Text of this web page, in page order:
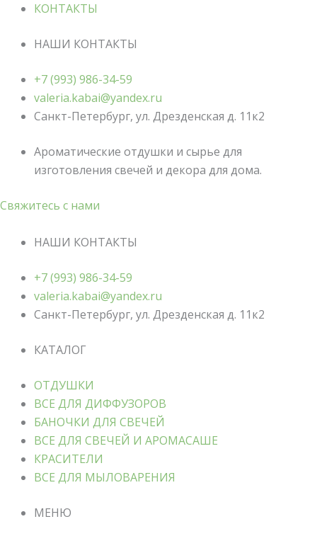
КОНТАКТЫ
НАШИ КОНТАКТЫ
+7 (993) 986-34-59
valeria.kabai@yandex.ru
Санкт-Петербург, ул. Дрезденская д. 11к2
Ароматические отдушки и сырье для
изготовления свечей и декора для дома.
Свяжитесь с нами
НАШИ КОНТАКТЫ
+7 (993) 986-34-59
valeria.kabai@yandex.ru
Санкт-Петербург, ул. Дрезденская д. 11к2
КАТАЛОГ
ОТДУШКИ
ВСЕ ДЛЯ ДИФФУЗОРОВ
БАНОЧКИ ДЛЯ СВЕЧЕЙ
ВСЕ ДЛЯ СВЕЧЕЙ И АРОМАСАШЕ
КРАСИТЕЛИ
ВСЕ ДЛЯ МЫЛОВАРЕНИЯ
МЕНЮ